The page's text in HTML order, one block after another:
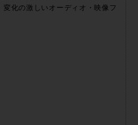
化の激しいオーディオ・映像フ